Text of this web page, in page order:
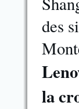
des
la